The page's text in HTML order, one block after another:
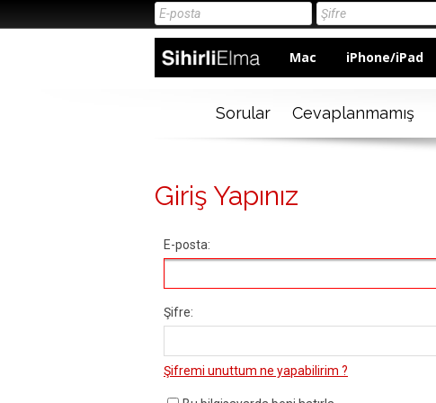
Mac iPhone/iPad
Sorular Cevaplanmamış
Giriş Yapınız
E-posta:
Şifre:
Şifremi unuttum ne yapabilirim ?